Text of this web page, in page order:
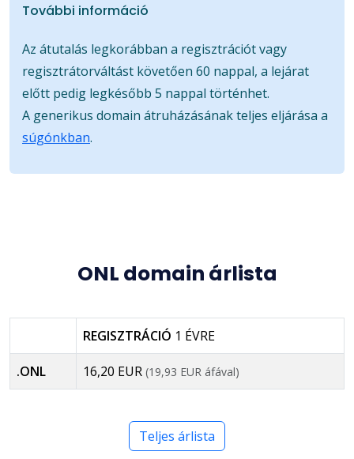
További információ
Az átutalás legkorábban a regisztrációt vagy
regisztrátorváltást követően 60 nappal, a lejárat
előtt pedig legkésőbb 5 nappal történhet.
A generikus domain átruházásának teljes eljárása a
súgónkban.
ONL domain árlista
REGISZTRÁCIÓ 1 ÉVRE
.ONL 16,20 EUR (19,93 EUR áfával)
Teljes árlista